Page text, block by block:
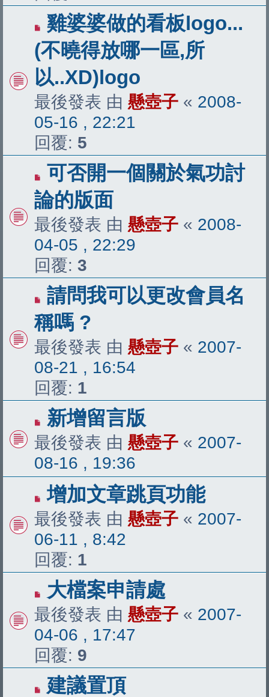
雞婆婆做的看板logo...
(不曉得放哪一區,所
以..XD)logo
最後發表 由 懸壺子 « 2008-
05-16 , 22:21
回覆: 5
可否開一個關於氣功討
論的版面
最後發表 由 懸壺子 « 2008-
04-05 , 22:29
回覆: 3
請問我可以更改會員名
稱嗎 ?
最後發表 由 懸壺子 « 2007-
08-21 , 16:54
回覆: 1
新增留言版
最後發表 由 懸壺子 « 2007-
08-16 , 19:36
增加文章跳頁功能
最後發表 由 懸壺子 « 2007-
06-11 , 8:42
回覆: 1
大檔案申請處
最後發表 由 懸壺子 « 2007-
04-06 , 17:47
回覆: 9
建議置頂